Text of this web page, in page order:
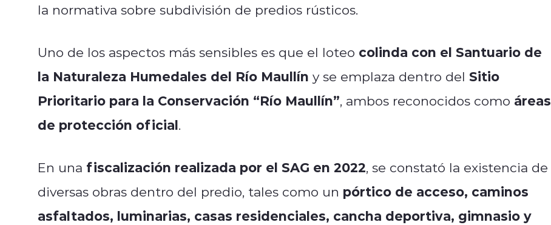
la normativa sobre subdivisión de predios rústicos.
Uno de los aspectos más sensibles es que el loteo colinda con el Santuario de
la Naturaleza Humedales del Río Maullín y se emplaza dentro del Sitio
Prioritario para la Conservación “Río Maullín”, ambos reconocidos como áreas
de protección oficial.
En una fiscalización realizada por el SAG en 2022, se constató la existencia de
diversas obras dentro del predio, tales como un pórtico de acceso, caminos
asfaltados, luminarias, casas residenciales, cancha deportiva, gimnasio y